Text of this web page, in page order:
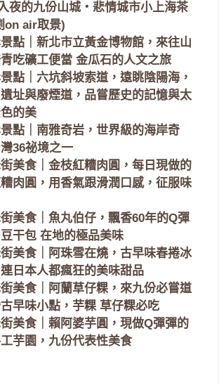
夜的九份山城‧悲情城市小上海茶
on air取景)
點｜新北市立黃金博物館，來往山
吃礦工便當 金瓜石的人文之旅
點｜六坑斜坡索道，遠眺陰陽海，
址與廢煙道，品嘗歷史的記憶與太
的美
點｜南雅奇岩，世界級的海岸奇
36祕境之一
美食｜金枝紅糟肉圓，每日現做的
肉圓，用香氣跟滑潤口感，征服味
美食｜魚丸伯仔，飄香60年的Q彈
干包 在地的極品美味
美食｜阿珠雪在燒，古早味春捲冰
日本人都瘋狂的美味甜品
美食｜阿蘭草仔粿，來九份必嘗道
早味小點，芋粿 草仔粿必吃
美食｜賴阿婆芋圓，現做Q彈彈的
芋園，九份代表性美食